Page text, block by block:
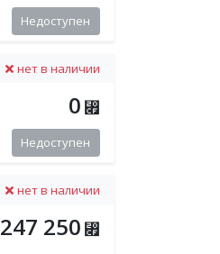
Недоступен
нет в наличии
0 ⃏
Недоступен
нет в наличии
247 250 ⃏